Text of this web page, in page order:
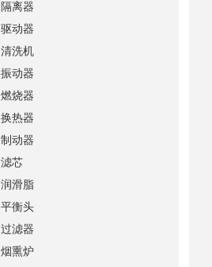
隔离器
驱动器
清洗机
振动器
燃烧器
换热器
制动器
滤芯
润滑脂
平衡头
过滤器
烟熏炉